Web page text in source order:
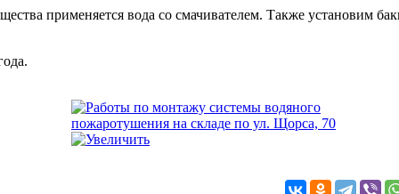
применяется вода со смачивателем. Также установим